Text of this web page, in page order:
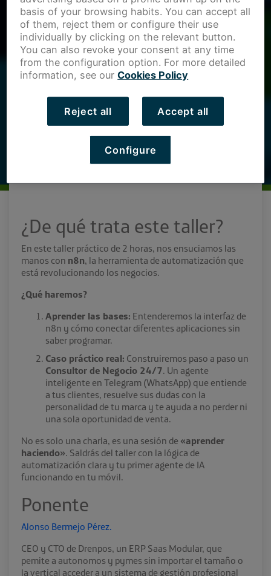
¿De qué trata este taller?
En este taller práctico de 2 horas, nos ensuciamos las
manos con n8n, la herramienta de automatización que
está revolucionando los negocios.
¿Qué haremos?
Aprender las bases: Entenderemos la interfaz de
n8n y cómo conectar diferentes aplicaciones sin
saber programar.
Caso práctico real: Construiremos paso a paso un
Consultor de Negocio 24/7. Un agente
inteligente en Telegram (WhatsApp) que entiende
a tus clientes, resuelve sus dudas con la
personalidad de tu marca y te ayuda a no perder ni
una sola oportunidad de venta.
No es solo una charla, es una sesión de «aprender
haciendo». Saldrás del taller con la lógica de
automatización clara y tu primer agente de IA
funcionando en tu móvil.
Ponente
Alonso Bermejo Pérez.
CEO y CTO de Drenpos, un ERP Saas Modular, que
pemite a autonomos y pymes sin importar el tamaño o
la vertical acceder a un sistema de gestión profesional
basis of your browsing habits. You can accept all
of them, reject them or configure their use
individually by clicking on the relevant button.
You can also revoke your consent at any time
from the configuration option. For more detailed
information, see our Cookies Policy
Reject all Accept all
Configure